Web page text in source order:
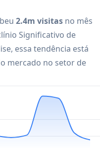
2.4m visitas no mês
Significativo de
essa tendência está
mercado no setor de